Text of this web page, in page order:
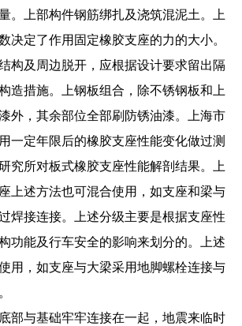
。上部构件钢筋绑扎及浇筑混泥土。上
决定了作用固定橡胶支座的力的大小。
构及周边脱开，应根据设计要求留出隔
造措施。上钢板组合，除不锈钢板和上
外，其余部位全部刷防锈油漆。上海市
一定年限后的橡胶支座性能变化做过测
究所对板式橡胶支座性能解剖结果。上
上述方法也可混合使用，如支座和梁与
焊接连接。上述分级主要是根据支座性
功能及行车安全的影响来划分的。上述
用，如支座与大梁采用地脚螺栓连接与
部与基础牢牢连接在一起，地震来临时